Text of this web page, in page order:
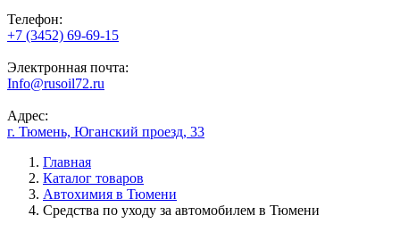
Телефон:
+7 (3452) 69-69-15
Электронная почта:
Info@rusoil72.ru
Адрес:
г. Тюмень, Юганский проезд, 33
Главная
Каталог товаров
Автохимия в Тюмени
Средства по уходу за автомобилем в Тюмени